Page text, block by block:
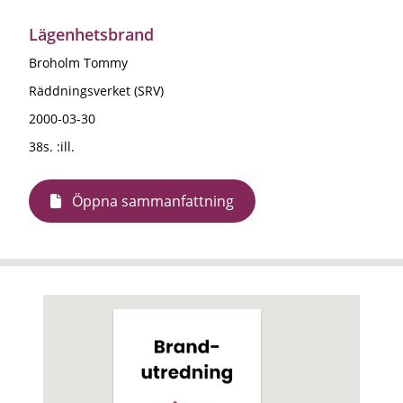
Lägenhetsbrand
Broholm Tommy
Räddningsverket (SRV)
2000-03-30
38s. :ill.
Öppna sammanfattning